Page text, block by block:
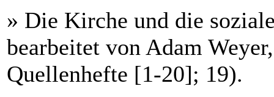
» Die Kirche und die
bearbeitet von Adam
Quellenhefte [1-20]; 19).